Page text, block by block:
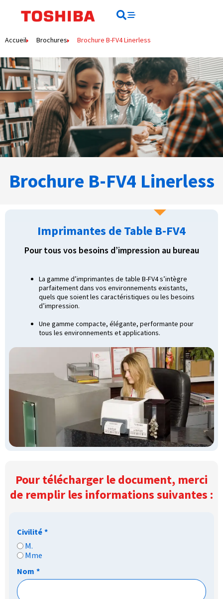
Accueil Brochures Brochure B-FV4 Linerless
Brochure B-FV4 Linerless
Imprimantes de Table B-FV4
Pour tous vos besoins d’impression au bureau
La gamme d’imprimantes de table B-FV4 s’intègre
parfaitement dans vos environnements existants,
quels que soient les caractéristiques ou les besoins
d’impression.
Une gamme compacte, élégante, performante pour
tous les environnements et applications.
Pour télécharger le document, merci
de remplir les informations suivantes :
Civilité *
M.
Mme
Nom *